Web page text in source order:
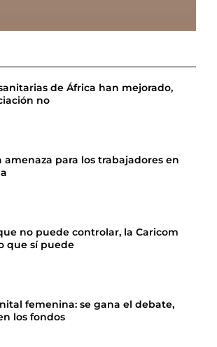
de África han mejorado,
no
amenaza para los trabajadores en
no puede controlar, la Caricom
que sí puede
femenina: se gana el debate,
los fondos